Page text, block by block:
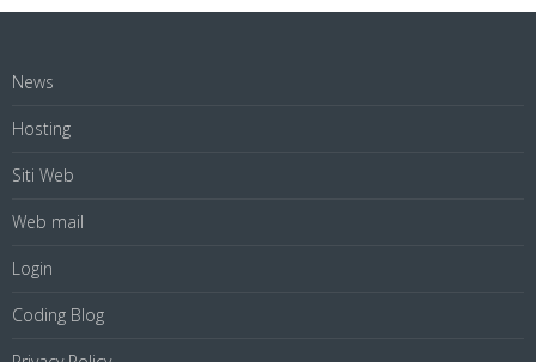
News
Hosting
Siti Web
Web mail
Login
Coding Blog